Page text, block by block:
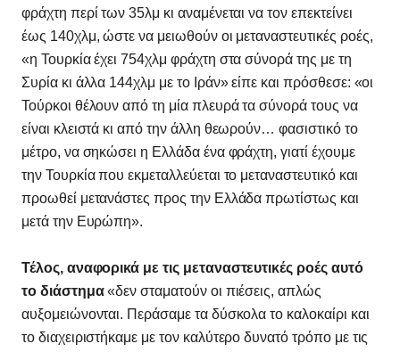
φράχτη περί των 35λμ κι αναμένεται να τον επεκτείνει
έως 140χλμ, ώστε να μειωθούν οι μεταναστευτικές ροές,
«η Τουρκία έχει 754χλμ φράχτη στα σύνορά της με τη
Συρία κι άλλα 144χλμ με το Ιράν» είπε και πρόσθεσε: «οι
Τούρκοι θέλουν από τη μία πλευρά τα σύνορά τους να
είναι κλειστά κι από την άλλη θεωρούν… φασιστικό το
μέτρο, να σηκώσει η Ελλάδα ένα φράχτη, γιατί έχουμε
την Τουρκία που εκμεταλλεύεται το μεταναστευτικό και
προωθεί μετανάστες προς την Ελλάδα πρωτίστως και
μετά την Ευρώπη».
Τέλος, αναφορικά με τις μεταναστευτικές ροές αυτό
το διάστημα«δεν σταματούν οι πιέσεις, απλώς
αυξομειώνονται. Περάσαμε τα δύσκολα το καλοκαίρι και
το διαχειριστήκαμε με τον καλύτερο δυνατό τρόπο με τις